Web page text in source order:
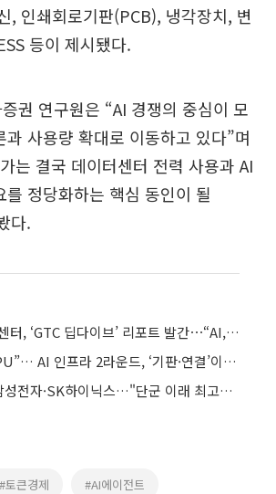
, 인쇄회로기판(PCB), 냉각장치, 변
등이 제시됐다.
권 연구원은 “AI 경쟁의 중심이 모
과 사용량 확대로 이동하고 있다”며
는 결국 데이터센터 전력 사용과 AI
를 정당화하는 핵심 동인이 될
다.
토스증권 리서치센터, ‘GTC 딥다이브’ 리포트 발간⋯“AI, 이제는 인프라 경쟁”
“GPU 다음은 CPU”… AI 인프라 2라운드, ‘기판·연결’이 판 흔든다
AI 불장 올라탄 삼성전자·SK하이닉스…"단군 이래 최고의 기회"
#토큰경제 #AI에이전트